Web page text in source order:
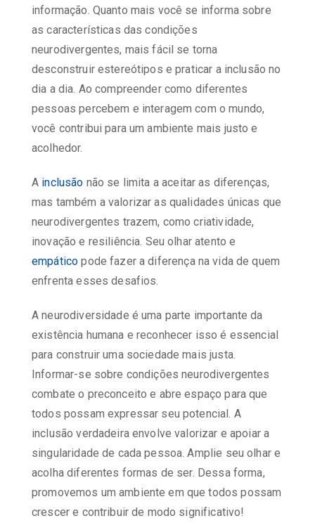
informação. Quanto mais você se informa sobre
as características das condições
neurodivergentes, mais fácil se torna
desconstruir estereótipos e praticar a inclusão no
dia a dia. Ao compreender como diferentes
pessoas percebem e interagem com o mundo,
você contribui para um ambiente mais justo e
acolhedor.
A inclusão não se limita a aceitar as diferenças,
mas também a valorizar as qualidades únicas que
neurodivergentes trazem, como criatividade,
inovação e resiliência. Seu olhar atento e
empático pode fazer a diferença na vida de quem
enfrenta esses desafios.
A neurodiversidade é uma parte importante da
existência humana e reconhecer isso é essencial
para construir uma sociedade mais justa.
Informar-se sobre condições neurodivergentes
combate o preconceito e abre espaço para que
todos possam expressar seu potencial. A
inclusão verdadeira envolve valorizar e apoiar a
singularidade de cada pessoa. Amplie seu olhar e
acolha diferentes formas de ser. Dessa forma,
promovemos um ambiente em que todos possam
crescer e contribuir de modo significativo!